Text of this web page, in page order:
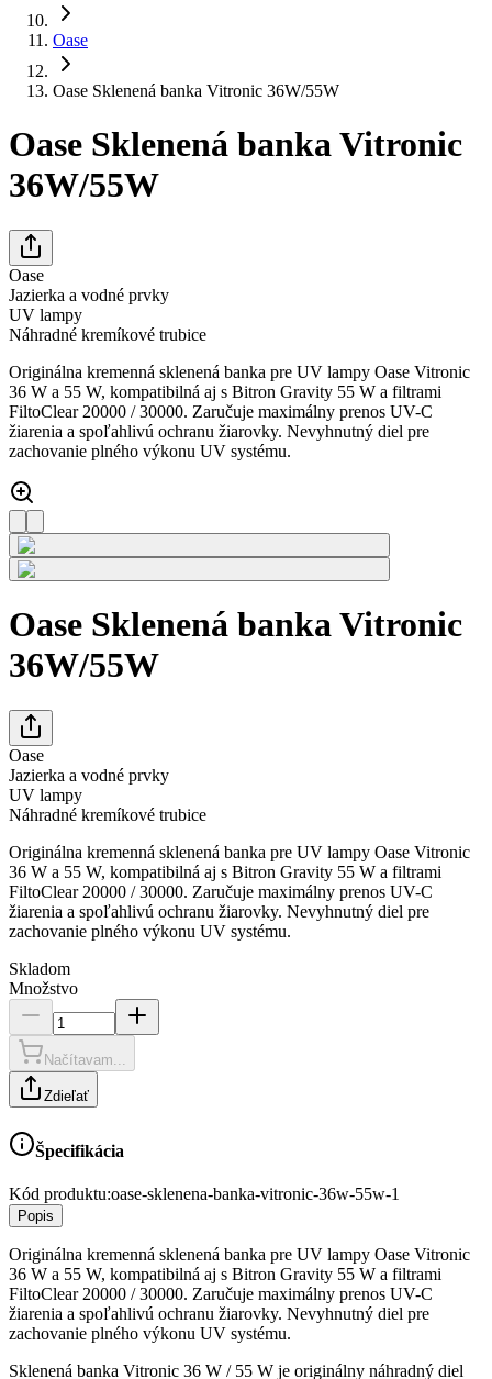
Oase
Oase Sklenená banka Vitronic 36W/55W
Oase Sklenená banka Vitronic
36W/55W
Oase
Jazierka a vodné prvky
UV lampy
Náhradné kremíkové trubice
Originálna kremenná sklenená banka pre UV lampy Oase Vitronic
36 W a 55 W, kompatibilná aj s Bitron Gravity 55 W a filtrami
FiltoClear 20000 / 30000. Zaručuje maximálny prenos UV-C
žiarenia a spoľahlivú ochranu žiarovky. Nevyhnutný diel pre
zachovanie plného výkonu UV systému.
Oase Sklenená banka Vitronic
36W/55W
Oase
Jazierka a vodné prvky
UV lampy
Náhradné kremíkové trubice
Originálna kremenná sklenená banka pre UV lampy Oase Vitronic
36 W a 55 W, kompatibilná aj s Bitron Gravity 55 W a filtrami
FiltoClear 20000 / 30000. Zaručuje maximálny prenos UV-C
žiarenia a spoľahlivú ochranu žiarovky. Nevyhnutný diel pre
zachovanie plného výkonu UV systému.
Skladom
Množstvo
Načítavam...
Zdieľať
Špecifikácia
Kód produktu:oase-sklenena-banka-vitronic-36w-55w-1
Popis
Originálna kremenná sklenená banka pre UV lampy Oase Vitronic
36 W a 55 W, kompatibilná aj s Bitron Gravity 55 W a filtrami
FiltoClear 20000 / 30000. Zaručuje maximálny prenos UV-C
žiarenia a spoľahlivú ochranu žiarovky. Nevyhnutný diel pre
zachovanie plného výkonu UV systému.
Sklenená banka Vitronic 36 W / 55 W je originálny náhradný diel